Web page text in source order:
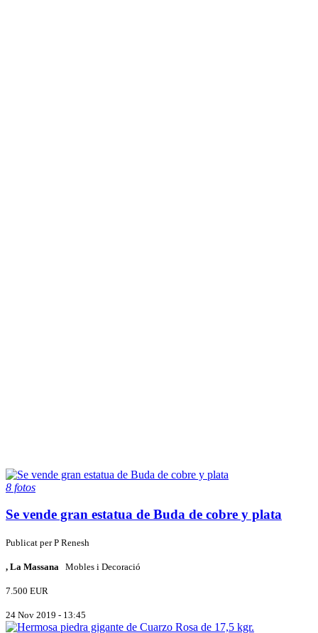
8 fotos
Se vende gran estatua de Buda de cobre y plata
Publicat perP Renesh
, La Massana Mobles i Decoració
7.500 EUR
24 Nov 2019 - 13:45